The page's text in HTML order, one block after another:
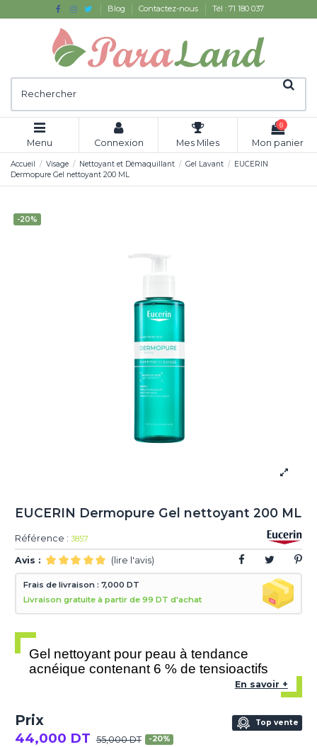
Blog Contactez-nous Tél : 71 180 037
Menu Connexion Mes Miles
0
Mon panier
Accueil Visage Nettoyant et Démaquillant Gel Lavant
EUCERIN
Dermopure Gel nettoyant 200 ML
-20%
EUCERIN Dermopure Gel nettoyant 200 ML
Référence : 3857
Avis : (lire l'avis)
Frais de livraison : 7,000 DT
Livraison gratuite à partir de 99 DT d'achat
Gel nettoyant pour peau à tendance
acnéique contenant 6 % de tensioactifs
En savoir +
Prix
44,000 DT 55,000 DT -20%
Top vente